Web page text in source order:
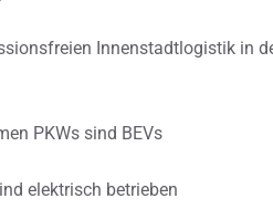
Innenstadtlogistik in
PKWs sind BEVs
elektrisch betrieben